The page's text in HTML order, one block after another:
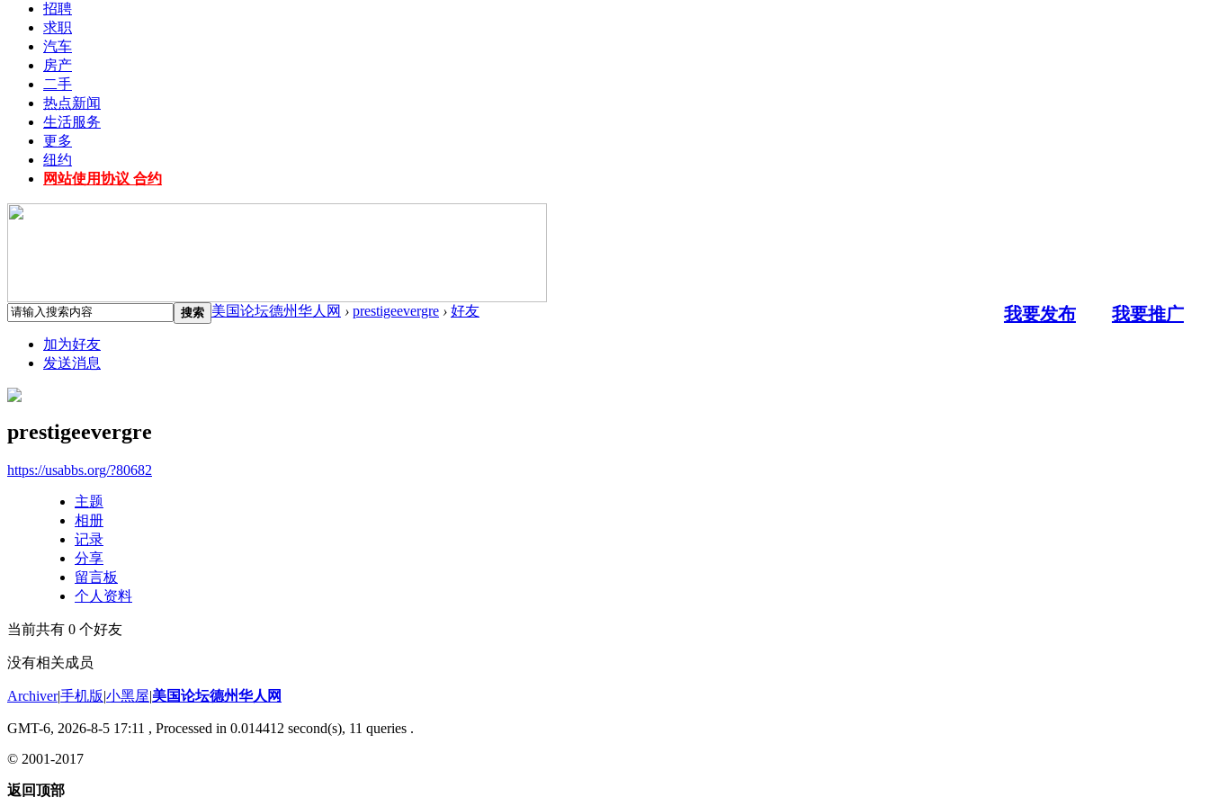
招聘
求职
汽车
房产
二手
热点新闻
生活服务
更多
纽约
网站使用协议 合约
搜索 我要发布 我要推广
美国论坛德州华人网 › prestigeevergre › 好友
加为好友
发送消息
prestigeevergre
https://usabbs.org/?80682
主题
相册
记录
分享
留言板
个人资料
当前共有 0 个好友
没有相关成员
Archiver|手机版|小黑屋|美国论坛德州华人网
GMT-6, 2026-8-5 17:11 , Processed in 0.014412 second(s), 11 queries .
© 2001-2017
返回顶部